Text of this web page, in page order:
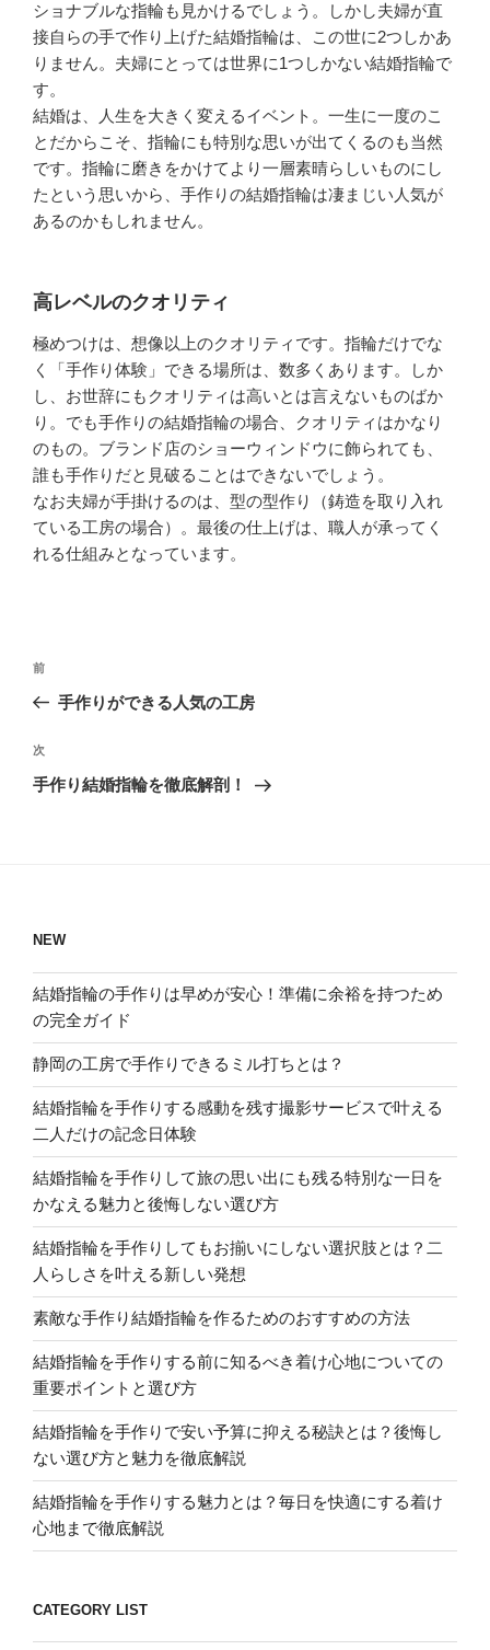
ショナブルな指輪も見かけるでしょう。しかし夫婦が直
接自らの手で作り上げた結婚指輪は、この世に2つしかあ
りません。夫婦にとっては世界に1つしかない結婚指輪で
す。
結婚は、人生を大きく変えるイベント。一生に一度のこ
とだからこそ、指輪にも特別な思いが出てくるのも当然
です。指輪に磨きをかけてより一層素晴らしいものにし
たという思いから、手作りの結婚指輪は凄まじい人気が
あるのかもしれません。
高レベルのクオリティ
極めつけは、想像以上のクオリティです。指輪だけでな
く「手作り体験」できる場所は、数多くあります。しか
し、お世辞にもクオリティは高いとは言えないものばか
り。でも手作りの結婚指輪の場合、クオリティはかなり
のもの。ブランド店のショーウィンドウに飾られても、
誰も手作りだと見破ることはできないでしょう。
なお夫婦が手掛けるのは、型の型作り（鋳造を取り入れ
ている工房の場合）。最後の仕上げは、職人が承ってく
れる仕組みとなっています。
投
ビ
ゲ
過
去
投
稿
前
手作りができる人気の工房
次
の
次
手作り結婚指輪を徹底解剖！
NEW
結婚指輪の手作りは早めが安心！準備に余裕を持つため
の完全ガイド
静岡の工房で手作りできるミル打ちとは？
結婚指輪を手作りする感動を残す撮影サービスで叶える
二人だけの記念日体験
結婚指輪を手作りして旅の思い出にも残る特別な一日を
かなえる魅力と後悔しない選び方
結婚指輪を手作りしてもお揃いにしない選択肢とは？二
人らしさを叶える新しい発想
素敵な手作り結婚指輪を作るためのおすすめの方法
結婚指輪を手作りする前に知るべき着け心地についての
重要ポイントと選び方
結婚指輪を手作りで安い予算に抑える秘訣とは？後悔し
ない選び方と魅力を徹底解説
結婚指輪を手作りする魅力とは？毎日を快適にする着け
心地まで徹底解説
CATEGORY LIST